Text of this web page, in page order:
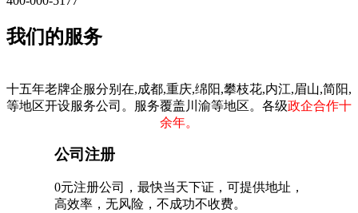
我们的服务
十五年老牌企服分别在,成都,重庆,绵阳,攀枝花,内江,眉山,简阳,
等地区开设服务公司。服务覆盖川渝等地区。各级政企合作十
余年。
公司注册
0元注册公司，最快当天下证，可提供地址，
高效率，无风险，不成功不收费。